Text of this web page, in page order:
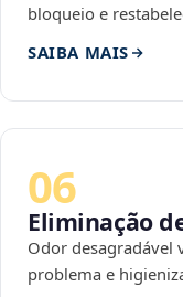
bloqueio e
SAIBA MAIS
06
Eliminação
Odor desagradável
problema e